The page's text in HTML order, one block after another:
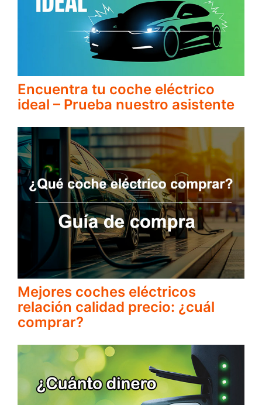
Encuentra tu coche eléctrico
ideal – Prueba nuestro asistente
Mejores coches eléctricos
relación calidad precio: ¿cuál
comprar?